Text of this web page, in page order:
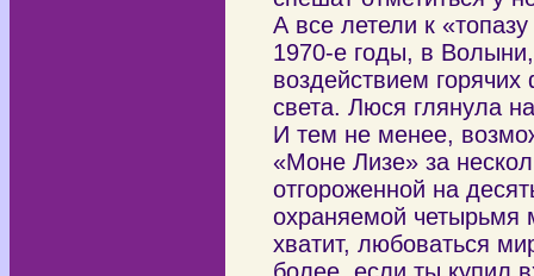
А все летели к
1970-е годы, в
воздействием
света. Люся глянула
И тем не менее,
«Моне Лизе» за
отгороженной на
охраняемой
хватит, любоваться